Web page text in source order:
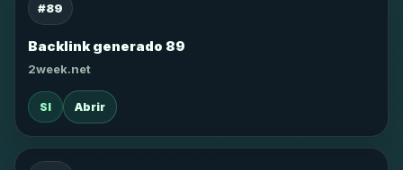
#89
Backlink generado 89
2week.net
SI Abrir